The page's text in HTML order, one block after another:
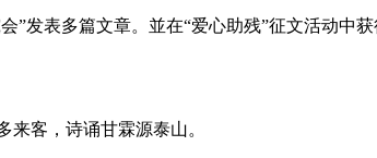
表多篇文章。並在“爱心助残”征文活动中获
客，诗诵甘霖源泰山。